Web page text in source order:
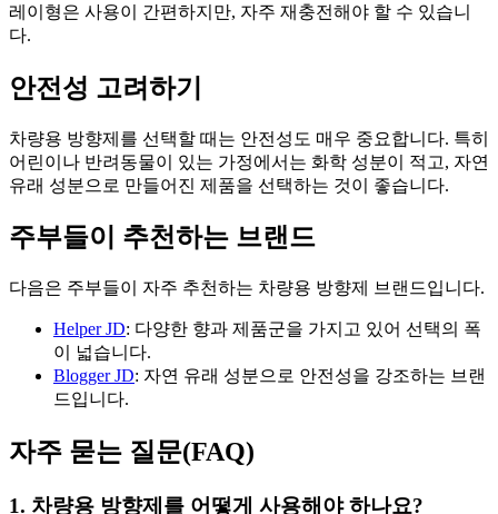
레이형은 사용이 간편하지만, 자주 재충전해야 할 수 있습니
다.
안전성 고려하기
차량용 방향제를 선택할 때는 안전성도 매우 중요합니다. 특히
어린이나 반려동물이 있는 가정에서는 화학 성분이 적고, 자연
유래 성분으로 만들어진 제품을 선택하는 것이 좋습니다.
주부들이 추천하는 브랜드
다음은 주부들이 자주 추천하는 차량용 방향제 브랜드입니다.
Helper JD: 다양한 향과 제품군을 가지고 있어 선택의 폭
이 넓습니다.
Blogger JD: 자연 유래 성분으로 안전성을 강조하는 브랜
드입니다.
자주 묻는 질문(FAQ)
1. 차량용 방향제를 어떻게 사용해야 하나요?